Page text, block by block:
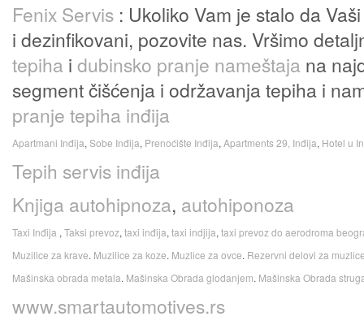
Fenix Servis : Ukoliko Vam je stalo da
i dezinfikovani, pozovite nas. Vršimo
tepiha i dubinsko pranje nameštaja na
segment čišćenja i održavanja tepiha i
pranje tepiha inđija
Apartmani Inđija, Sobe Inđija, Prenoćište Inđija, Apartments 29, Inđija, Hotel u
Tepih servis inđija
Knjiga autohipnoza, autohiponoza
Taxi Inđija , Taksi prevoz, taxi inđija, taxi indjija, taxi prevoz do aerodroma
Muzilice za krave. Muzilice za koze. Muzlice za ovce. Rezervni delovi za
Mašinska obrada metala. Mašinska Obrada glodanjem. Mašinska Obrada
www.smartautomotives.rs